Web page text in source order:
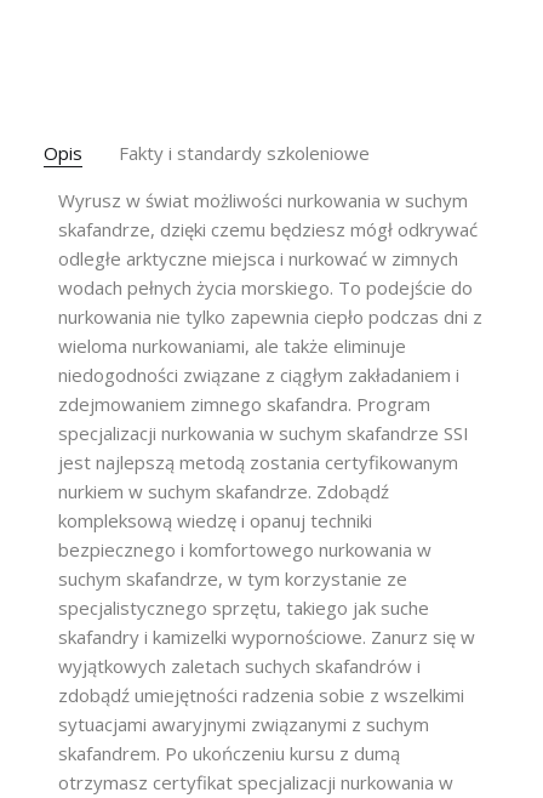
Opis
Fakty i standardy szkoleniowe
Wyrusz w świat możliwości nurkowania w suchym
skafandrze, dzięki czemu będziesz mógł odkrywać
odległe arktyczne miejsca i nurkować w zimnych
wodach pełnych życia morskiego. To podejście do
nurkowania nie tylko zapewnia ciepło podczas dni z
wieloma nurkowaniami, ale także eliminuje
niedogodności związane z ciągłym zakładaniem i
zdejmowaniem zimnego skafandra. Program
specjalizacji nurkowania w suchym skafandrze SSI
jest najlepszą metodą zostania certyfikowanym
nurkiem w suchym skafandrze. Zdobądź
kompleksową wiedzę i opanuj techniki
bezpiecznego i komfortowego nurkowania w
suchym skafandrze, w tym korzystanie ze
specjalistycznego sprzętu, takiego jak suche
skafandry i kamizelki wypornościowe. Zanurz się w
wyjątkowych zaletach suchych skafandrów i
zdobądź umiejętności radzenia sobie z wszelkimi
sytuacjami awaryjnymi związanymi z suchym
skafandrem. Po ukończeniu kursu z dumą
otrzymasz certyfikat specjalizacji nurkowania w